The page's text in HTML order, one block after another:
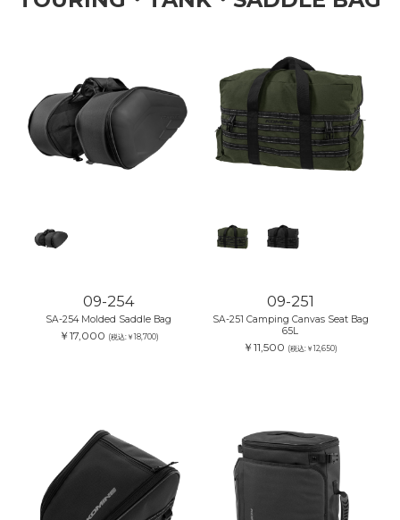
09-254
SA-254 Molded Saddle Bag
￥17,000 (税込:￥18,700)
09-251
SA-251 Camping Canvas Seat Bag
65L
￥11,500 (税込:￥12,650)